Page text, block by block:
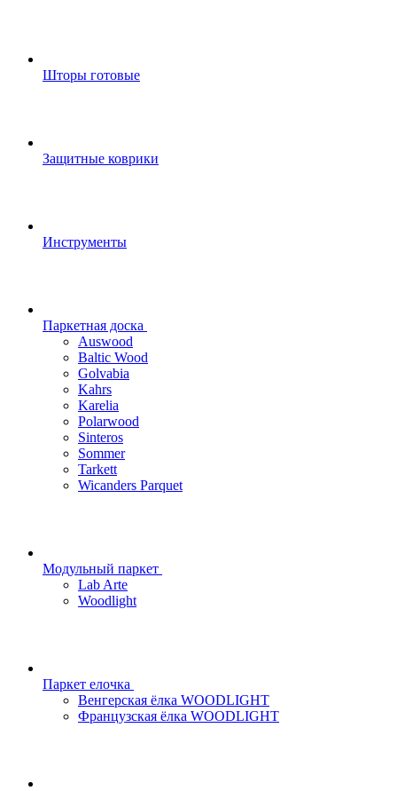
Шторы готовые
Защитные коврики
Инструменты
Паркетная доска
Auswood
Baltic Wood
Golvabia
Kahrs
Karelia
Polarwood
Sinteros
Sommer
Tarkett
Wicanders Parquet
Модульный паркет
Lab Arte
Woodlight
Паркет елочка
Венгерская ёлка WOODLIGHT
Французская ёлка WOODLIGHT